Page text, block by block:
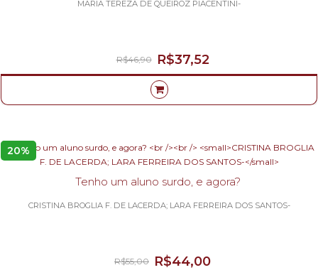
MARIA TEREZA DE QUEIROZ PIACENTINI-
R$37,52
R$46,90
20%
Tenho um aluno surdo, e agora?
CRISTINA BROGLIA F. DE LACERDA; LARA FERREIRA DOS SANTOS-
R$44,00
R$55,00